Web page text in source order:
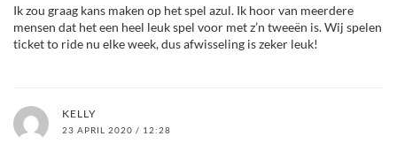
Ik zou graag kans maken op het spel azul. Ik hoor van meerdere
mensen dat het een heel leuk spel voor met z’n tweeën is. Wij spelen
ticket to ride nu elke week, dus afwisseling is zeker leuk!
KELLY
23 APRIL 2020 / 12:28